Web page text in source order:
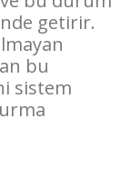
getirir.
bu
sistem